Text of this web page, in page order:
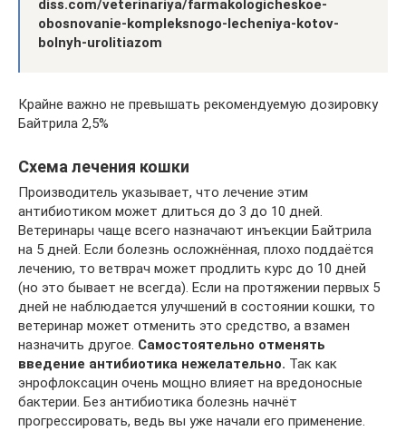
diss.com/veterinariya/farmakologicheskoe-
obosnovanie-kompleksnogo-lecheniya-kotov-
bolnyh-urolitiazom
Крайне важно не превышать рекомендуемую дозировку
Байтрила 2,5%
Схема лечения кошки
Производитель указывает, что лечение этим
антибиотиком может длиться до 3 до 10 дней.
Ветеринары чаще всего назначают инъекции Байтрила
на 5 дней. Если болезнь осложнённая, плохо поддаётся
лечению, то ветврач может продлить курс до 10 дней
(но это бывает не всегда). Если на протяжении первых 5
дней не наблюдается улучшений в состоянии кошки, то
ветеринар может отменить это средство, а взамен
назначить другое. Самостоятельно отменять
введение антибиотика нежелательно. Так как
энрофлоксацин очень мощно влияет на вредоносные
бактерии. Без антибиотика болезнь начнёт
прогрессировать, ведь вы уже начали его применение.